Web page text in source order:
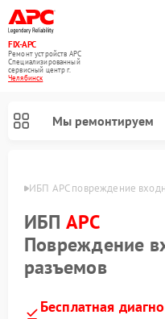
FIX-APC
Ремонт устройств APC
Специализированный
cервисный центр г.
Челябинск
Мы ремонтируем
ИБП APC повреждение
ИБП APC
Повреждение
разъемов
Бесплатная